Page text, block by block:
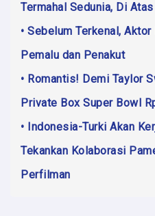
Termahal Sedunia, Di
• Sebelum Terkenal,
Pemalu dan Penakut
• Romantis! Demi Taylor
Private Box Super Bowl
• Indonesia-Turki Akan
Tekankan Kolaborasi
Perfilman